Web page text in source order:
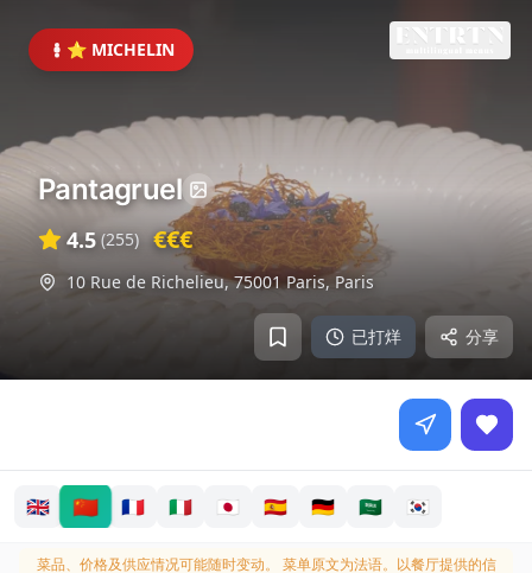
⭐ MICHELIN
已打烊 分享
Pantagruel
4.5 (255) €€€
10 Rue de Richelieu, 75001 Paris, Paris
🇬🇧 🇨🇳 🇫🇷 🇮🇹 🇯🇵 🇪🇸 🇩🇪 🇸🇦 🇰🇷
菜品、价格及供应情况可能随时变动。
菜单原文为法语。以餐厅提供的信